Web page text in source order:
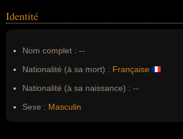
Identité
Nom complet : --
Nationalité (à sa mort) : Française
Nationalité (à sa naissance) : --
Sexe : Masculin